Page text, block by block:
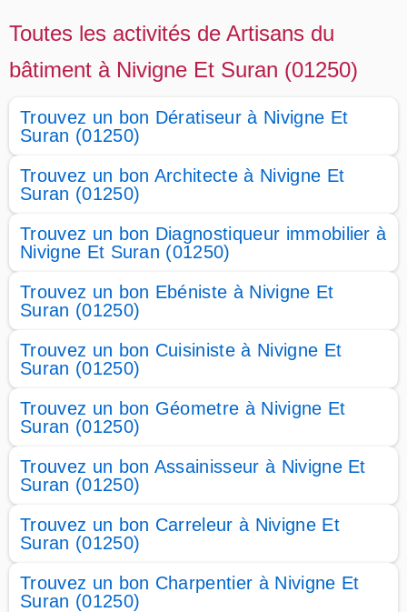
Toutes les activités de Artisans du
bâtiment à Nivigne Et Suran (01250)
Trouvez un bon Dératiseur à Nivigne Et
Suran (01250)
Trouvez un bon Architecte à Nivigne Et
Suran (01250)
Trouvez un bon Diagnostiqueur immobilier à
Nivigne Et Suran (01250)
Trouvez un bon Ebéniste à Nivigne Et
Suran (01250)
Trouvez un bon Cuisiniste à Nivigne Et
Suran (01250)
Trouvez un bon Géometre à Nivigne Et
Suran (01250)
Trouvez un bon Assainisseur à Nivigne Et
Suran (01250)
Trouvez un bon Carreleur à Nivigne Et
Suran (01250)
Trouvez un bon Charpentier à Nivigne Et
Suran (01250)